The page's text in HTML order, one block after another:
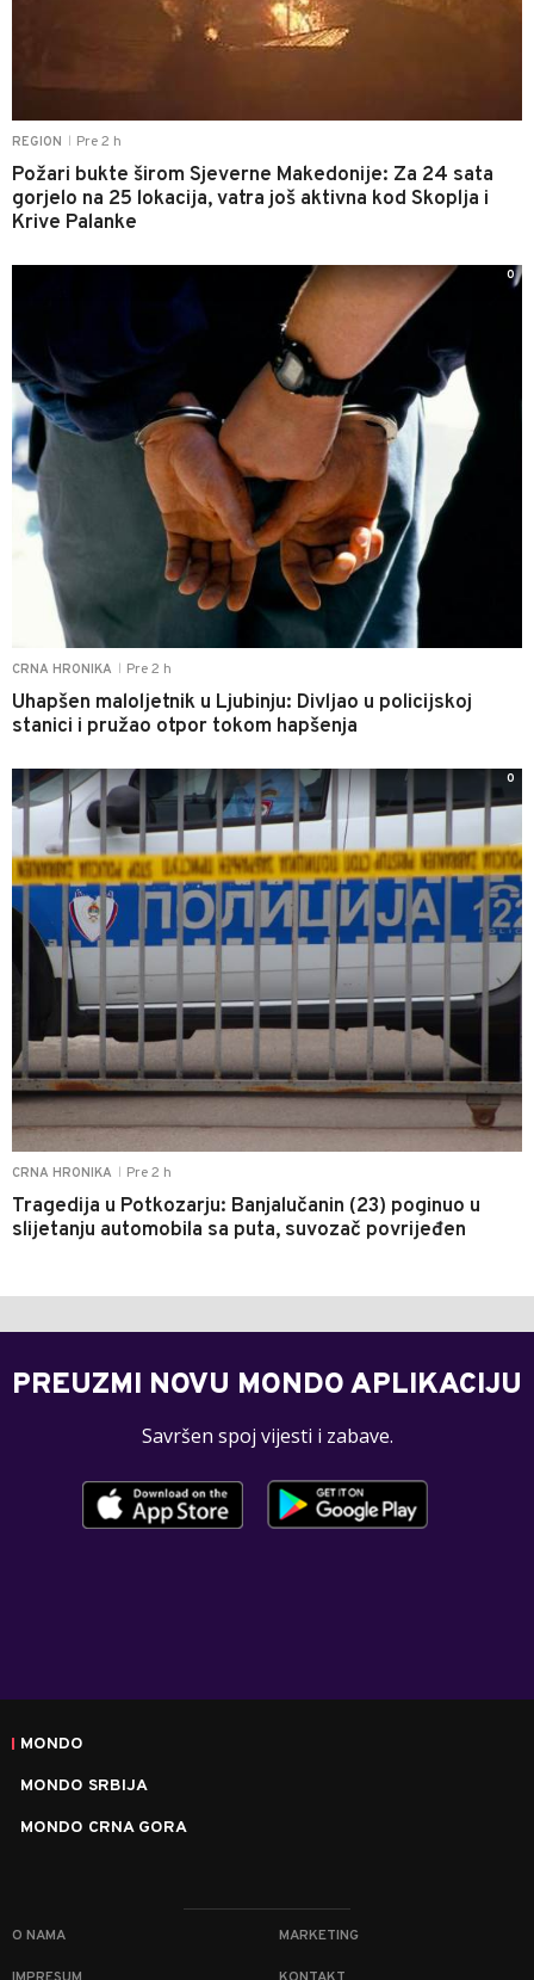
REGION Pre 2 h
Požari bukte širom Sjeverne Makedonije: Za 24 sata
gorjelo na 25 lokacija, vatra još aktivna kod Skoplja i
Krive Palanke
CRNA HRONIKA Pre 2 h
Uhapšen maloljetnik u Ljubinju: Divljao u policijskoj
stanici i pružao otpor tokom hapšenja
0
CRNA HRONIKA Pre 2 h
Tragedija u Potkozarju: Banjalučanin (23) poginuo u
slijetanju automobila sa puta, suvozač povrijeđen
0
PREUZMI NOVU MONDO APLIKACIJU
Savršen spoj vijesti i zabave.
MONDO
MONDO SRBIJA
MONDO CRNA GORA
O NAMA MARKETING